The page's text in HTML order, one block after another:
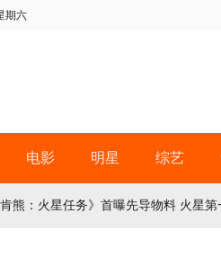
期六
电影 明星 综艺
肯熊：火星任务》首曝先导物料 火星